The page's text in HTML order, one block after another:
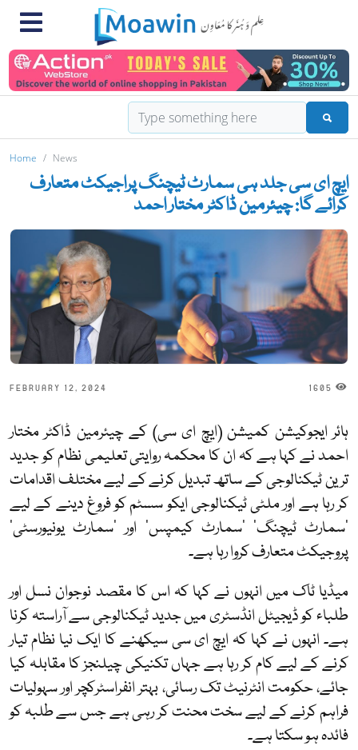
Home News
ایچ ای سی جلد ہی سمارٹ ٹیچنگ پراجیکٹ متعارف
کرائے گا: چیئرمین ڈاکٹر مختار احمد
FEBRUARY 12, 2024 1605
ہائر ایجوکیشن کمیشن (ایچ ای سی) کے چیئرمین ڈاکٹر مختار
احمد نے کہا ہے کہ ان کا محکمہ روایتی تعلیمی نظام کو جدید
ترین ٹیکنالوجی کے ساتھ تبدیل کرنے کے لیے مختلف اقدامات
کر رہا ہے اور ملٹی ٹیکنالوجی ایکو سسٹم کو فروغ دینے کے لیے
'سمارٹ ٹیچنگ' 'سمارٹ کیمپس' اور 'سمارٹ یونیورسٹی'
پروجیکٹ متعارف کروا رہا ہے۔
میڈیا ٹاک میں انہوں نے کہا کہ اس کا مقصد نوجوان نسل اور
طلباء کو ڈیجیٹل انڈسٹری میں جدید ٹیکنالوجی سے آراستہ کرنا
ہے۔ انہوں نے کہا کہ ایچ ای سی سیکھنے کا ایک نیا نظام تیار
کرنے کے لیے کام کر رہا ہے جہاں تکنیکی چیلنجز کا مقابلہ کیا
جائے، حکومت انٹرنیٹ تک رسائی، بہتر انفراسٹرکچر اور سہولیات
فراہم کرنے کے لیے سخت محنت کر رہی ہے جس سے طلبہ کو
فائدہ ہو سکتا ہے۔